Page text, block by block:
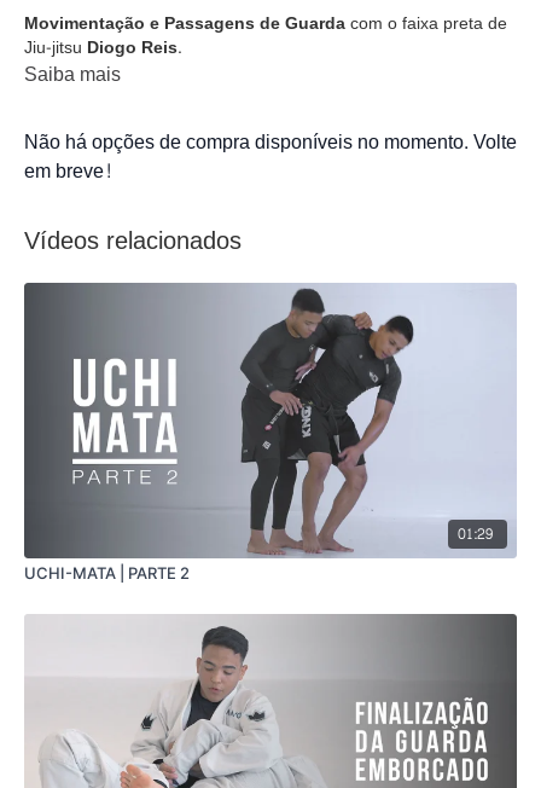
Movimentação e Passagens de Guardacom o faixa preta de
Jiu-jitsu Diogo Reis.
Saiba mais
Não há opções de compra disponíveis no momento. Volte
em breve!
Vídeos relacionados
01:29
UCHI-MATA | PARTE 2